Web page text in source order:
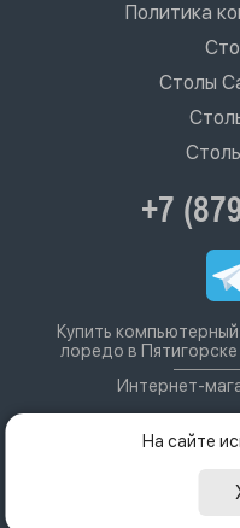
Политика
Столы
+7
Купить
лоредо в
Интернет-
На сайте